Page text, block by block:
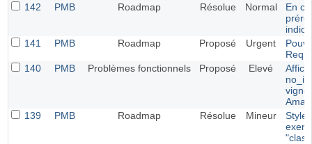
142
PMB Roadmap Résolue Normal
En
141
PMB Roadmap Proposé Urgent
140
PMB Problèmes fonctionnels Proposé Elevé
139
PMB Roadmap Résolue Mineur
Style